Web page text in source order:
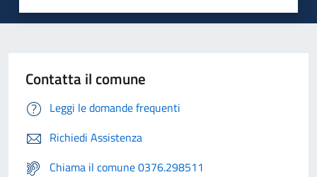
Contatta il comune
Leggi le domande frequenti
Richiedi Assistenza
Chiama il comune 0376.298511